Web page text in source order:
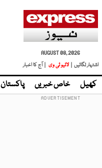
AUGUST 08, 2026
اشتہار لگائیں |
لائیو ٹی وی | آج کا اخبار
کھیل خاص خبریں پاکستان